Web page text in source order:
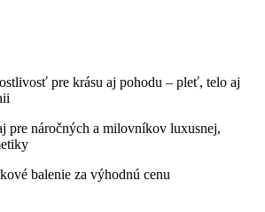
pre krásu aj pohodu – pleť, telo aj
pre náročných a milovníkov luxusnej,
balenie za výhodnú cenu